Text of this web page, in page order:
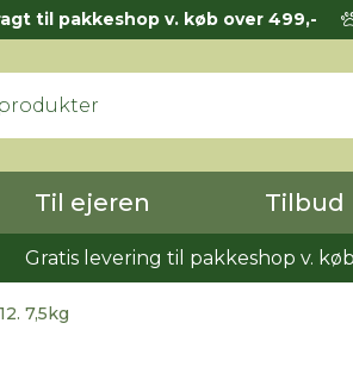
til pakkeshop v. køb over 499,-
Til ejeren Tilbud
Gratis levering til pakkeshop v.
7,5kg